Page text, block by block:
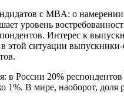
с MBA: о
уровень
Интерес к
ситуации
России 20%
1%. В мире, наоборот,